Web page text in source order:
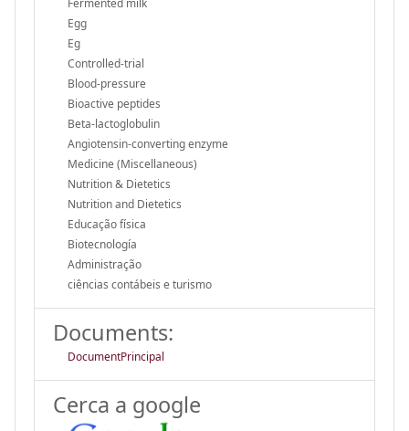
Fermented milk
Egg
Eg
Controlled-trial
Blood-pressure
Bioactive peptides
Beta-lactoglobulin
Angiotensin-converting enzyme
Medicine (Miscellaneous)
Nutrition & Dietetics
Nutrition and Dietetics
Educação física
Biotecnología
Administração
ciências contábeis e turismo
Documents:
DocumentPrincipal
Cerca a google